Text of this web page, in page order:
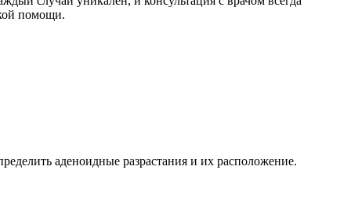
помощи.
аденоидные разрастания и их расположение.